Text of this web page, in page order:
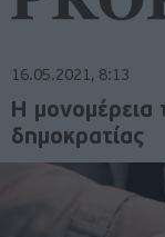
16.05.2021, 8:13
Η μονομέρεια
δημοκρατίας